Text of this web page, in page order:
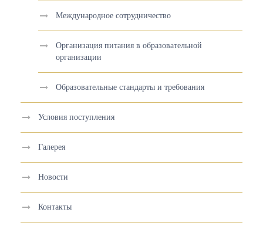
Международное сотрудничество
Организация питания в образовательной
организации
Образовательные стандарты и требования
Условия поступления
Галерея
Новости
Контакты